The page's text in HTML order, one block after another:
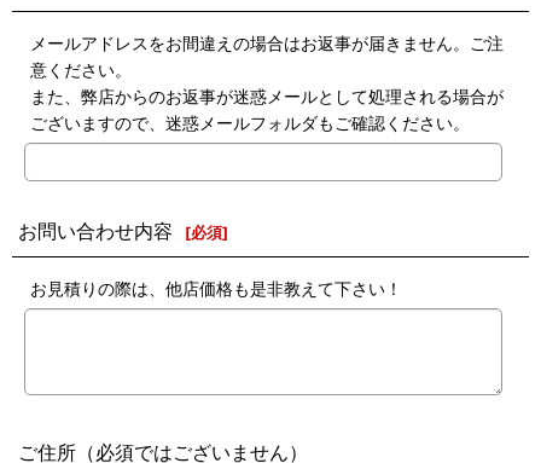
メールアドレスをお間違えの場合はお返事が届きません。ご注
意ください。
また、弊店からのお返事が迷惑メールとして処理される場合が
ございますので、迷惑メールフォルダもご確認ください。
お問い合わせ内容 [必須]
お見積りの際は、他店価格も是非教えて下さい！
ご住所（必須ではございません）